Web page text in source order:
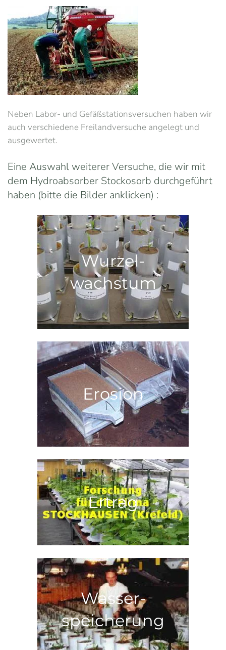
Neben Labor- und Gefäßstationsversuchen haben wir
auch verschiedene Freilandversuche angelegt und
ausgewertet.
Eine Auswahl weiterer Versuche, die wir mit
dem Hydroabsorber Stockosorb durchgeführt
haben (bitte die Bilder anklicken) :
Wurzel-
wachstum
Erosion
Ertrag
Wasser-
speicherung